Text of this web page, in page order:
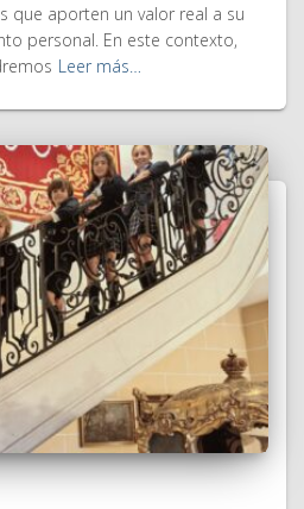
que aporten un valor real a su
personal. En este contexto,
Leer más…